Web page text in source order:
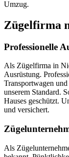
Umzug.
Zügelfirma
Professionelle
Als Zügelfirma in
Ausrüstung.
Transportwagen
unserem Standard.
Hauses geschützt.
und versichert.
Als